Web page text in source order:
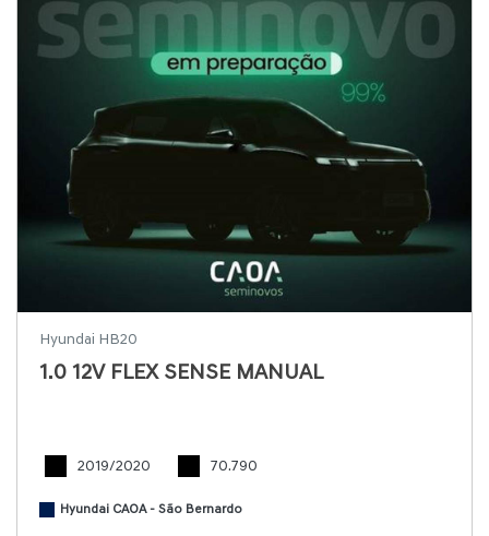
Hyundai HB20
1.0 12V FLEX SENSE MANUAL
2019/2020 70.790
Hyundai CAOA - São Bernardo